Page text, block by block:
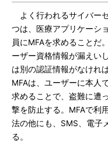
よく行われるサイバー
つは、医療アプリケーシ
員にMFAを求めることだ
ーザー資格情報が漏えい
は別の認証情報がなけれ
MFAは、ユーザーに本人
求めることで、盗難に遭
撃を防止する。MFAで利
法の他にも、SMS、電子
る。